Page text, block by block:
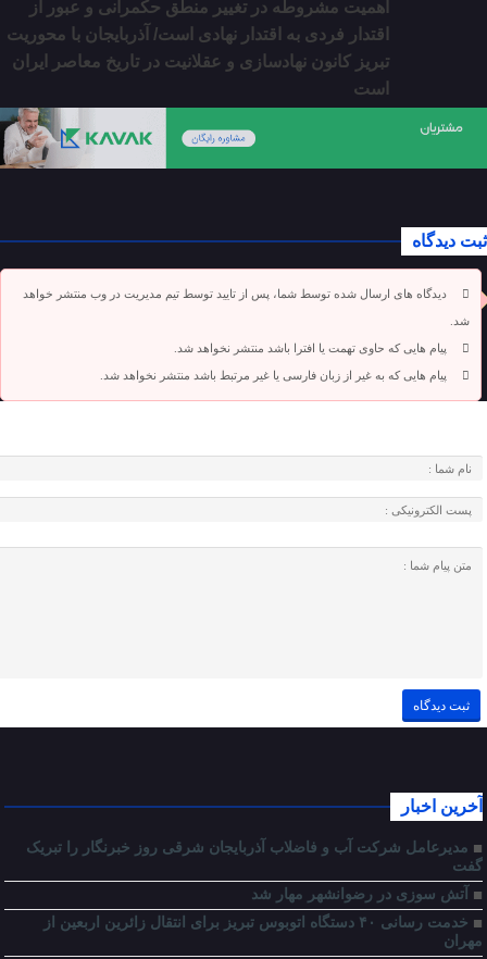
اهمیت مشروطه در تغییر منطق حکمرانی و عبور از
اقتدار فردی به اقتدار نهادی است/ آذربایجان با محوریت
تبریز کانون نهادسازی و عقلانیت در تاریخ معاصر ایران
است
ثبت دیدگاه
دیدگاه های ارسال شده توسط شما، پس از تایید توسط تیم مدیریت در وب منتشر خواهد
شد.
پیام هایی که حاوی تهمت یا افترا باشد منتشر نخواهد شد.
پیام هایی که به غیر از زبان فارسی یا غیر مرتبط باشد منتشر نخواهد شد.
آخرین اخبار
مدیرعامل شرکت آب و فاضلاب آذربایجان شرقی روز خبرنگار را تبریک
گفت
آتش سوزی در رضوانشهر مهار شد
خدمت رسانی ۴۰ دستگاه اتوبوس تبریز برای انتقال زائرین اربعین از
مهران